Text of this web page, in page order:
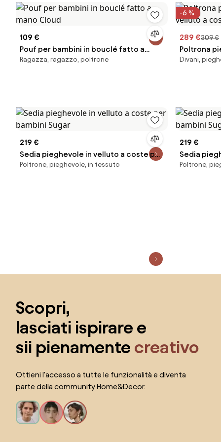
109 €
Pouf per bambini in bouclé fatto a
mano Cloud
Ragazza, ragazzo, poltrone
-6 %
289 €309 €
Poltrona
velluto a
Divani,
219 €
Sedia pieghevole in velluto a coste per
bambini Sugar
Poltrone, pieghevole, in tessuto
219 €
Sedia
bambini
Poltrone,
Scopri,
lasciati ispirare e
sii pienamente creativo
Ottieni l'accesso a tutte le funzionalità e diventa
parte della community Home&Decor.